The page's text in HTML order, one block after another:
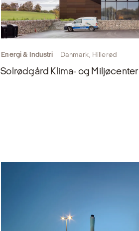
Energi & Industri Danmark, Hillerød
Solrødgård Klima- og Miljøcenter